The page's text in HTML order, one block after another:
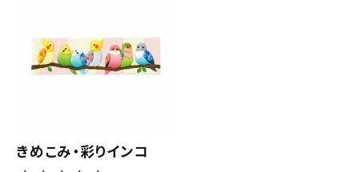
きめこみ・彩りインコ